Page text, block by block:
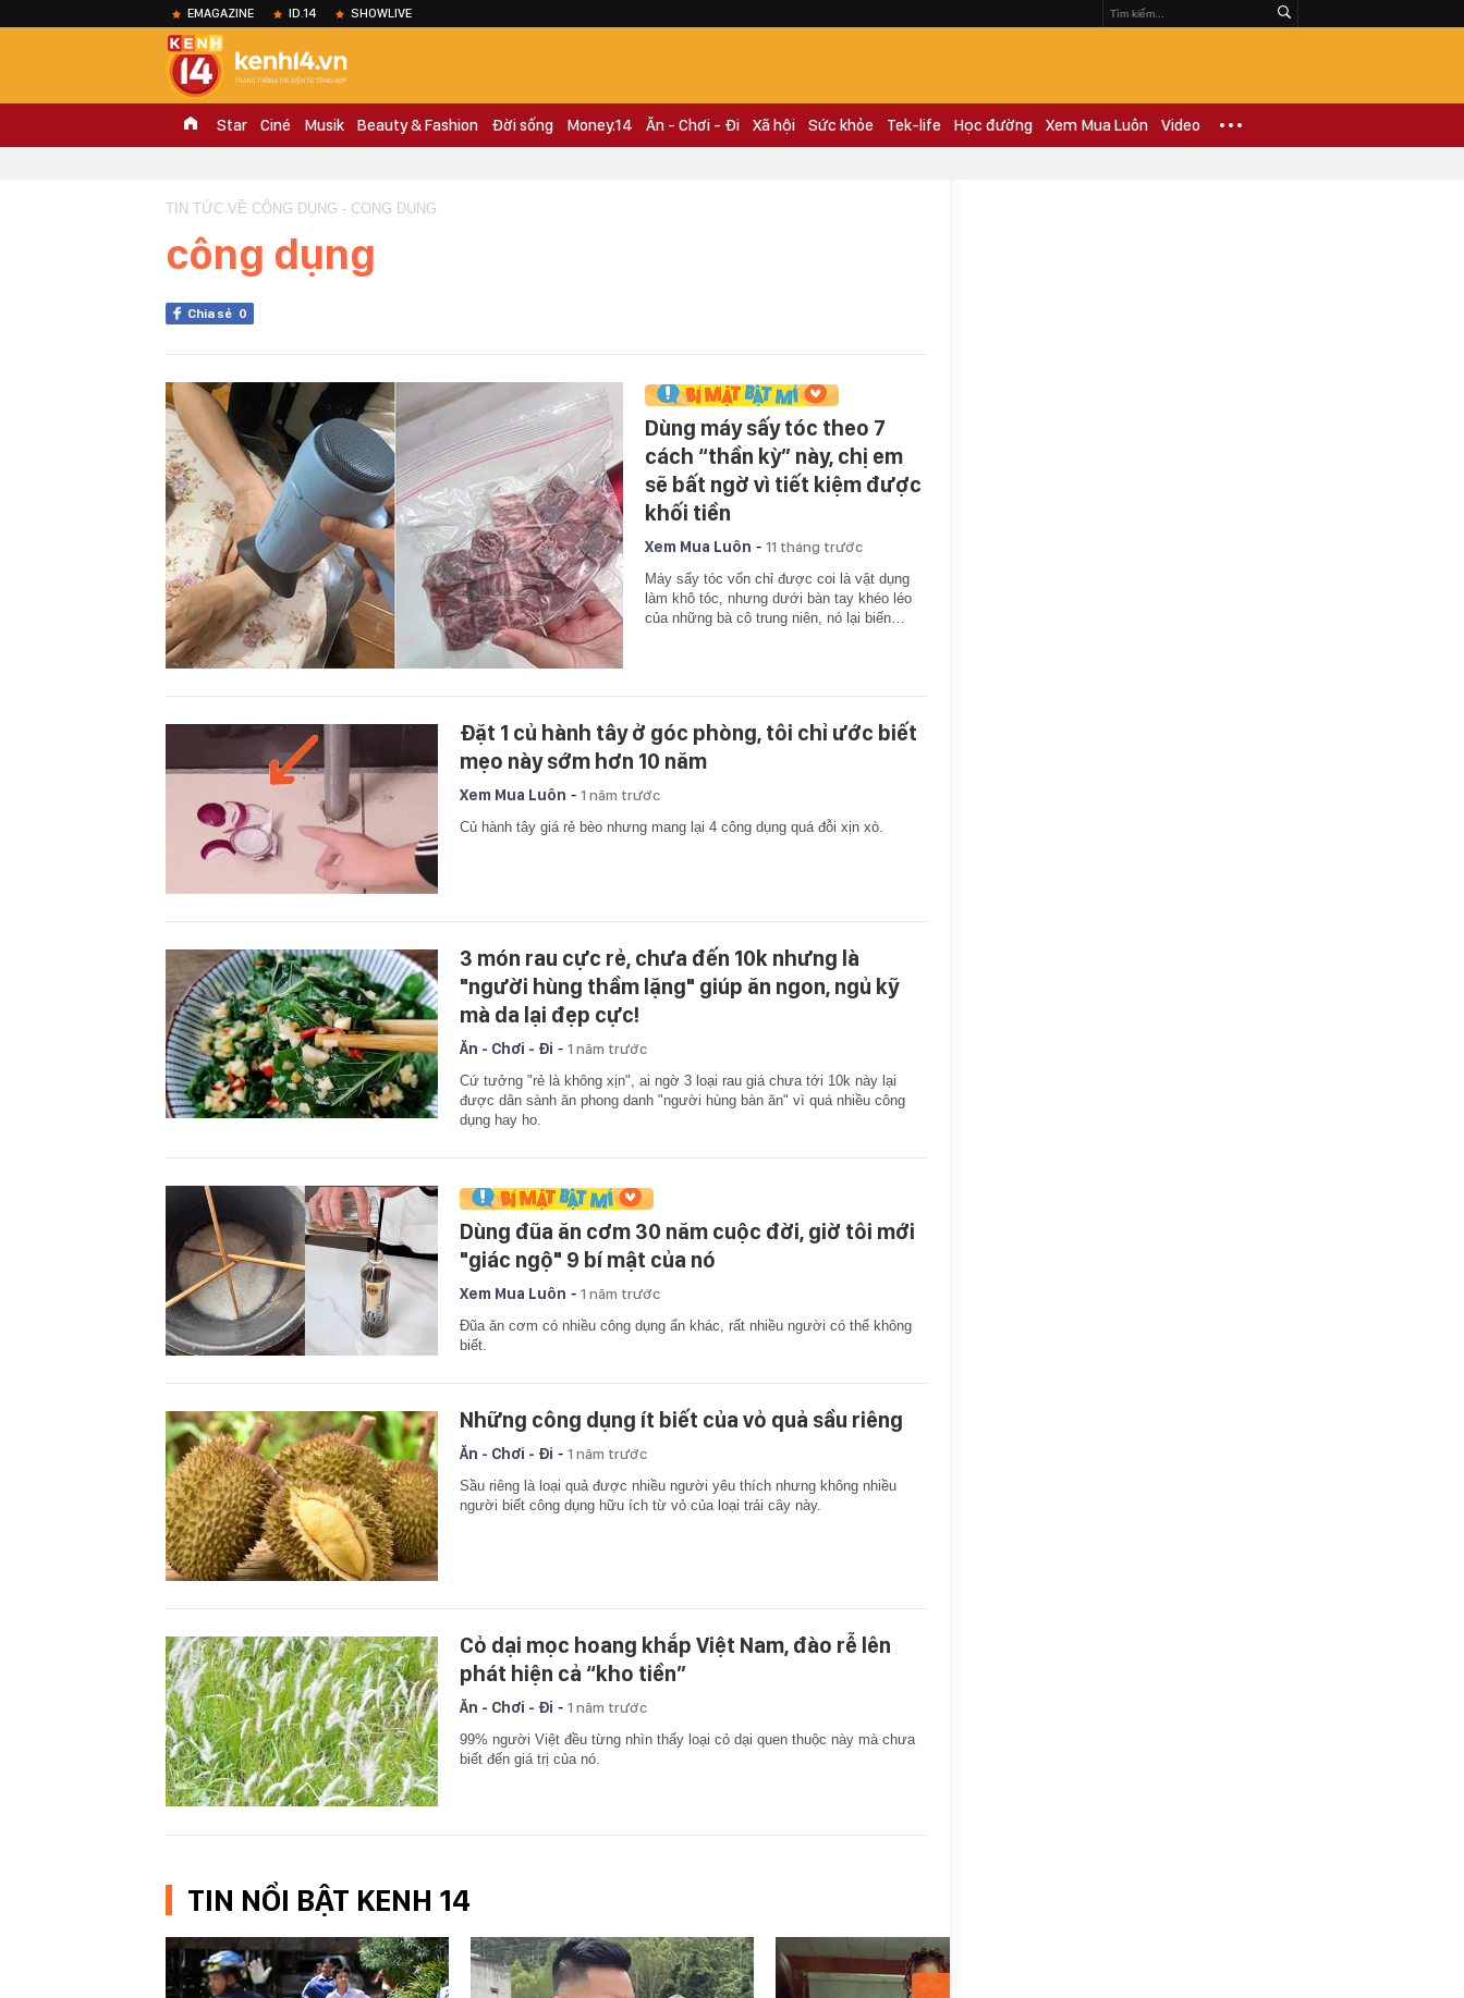
EMAGAZINE ID.14 SHOWLIVE
Star Ciné Musik Beauty & Fashion Đời sống Money.14 Ăn - Chơi - Đi Xã hội Sức khỏe Tek-life Học đường Xem Mua Luôn Video
TIN TỨC VỀ CÔNG DỤNG - CONG DUNG
công dụng
Chia sẻ 0
Dùng máy sấy tóc theo 7
cách “thần kỳ” này, chị em
sẽ bất ngờ vì tiết kiệm được
khối tiền
Xem Mua Luôn - 11 tháng trước
Máy sấy tóc vốn chỉ được coi là vật dụng
làm khô tóc, nhưng dưới bàn tay khéo léo
của những bà cô trung niên, nó lại biến…
Đặt 1 củ hành tây ở góc phòng, tôi chỉ ước biết
mẹo này sớm hơn 10 năm
Xem Mua Luôn - 1 năm trước
Củ hành tây giá rẻ bèo nhưng mang lại 4 công dụng quá đỗi xịn xò.
3 món rau cực rẻ, chưa đến 10k nhưng là
"người hùng thầm lặng" giúp ăn ngon, ngủ kỹ
mà da lại đẹp cực!
Ăn - Chơi - Đi - 1 năm trước
Cứ tưởng "rẻ là không xịn", ai ngờ 3 loại rau giá chưa tới 10k này lại
được dân sành ăn phong danh "người hùng bàn ăn" vì quá nhiều công
dụng hay ho.
Dùng đũa ăn cơm 30 năm cuộc đời, giờ tôi mới
"giác ngộ" 9 bí mật của nó
Xem Mua Luôn - 1 năm trước
Đũa ăn cơm có nhiều công dụng ẩn khác, rất nhiều người có thể không
biết.
Những công dụng ít biết của vỏ quả sầu riêng
Ăn - Chơi - Đi - 1 năm trước
Sầu riêng là loại quả được nhiều người yêu thích nhưng không nhiều
người biết công dụng hữu ích từ vỏ của loại trái cây này.
Cỏ dại mọc hoang khắp Việt Nam, đào rễ lên
phát hiện cả “kho tiền”
Ăn - Chơi - Đi - 1 năm trước
99% người Việt đều từng nhìn thấy loại cỏ dại quen thuộc này mà chưa
biết đến giá trị của nó.
TIN NỔI BẬT KENH 14